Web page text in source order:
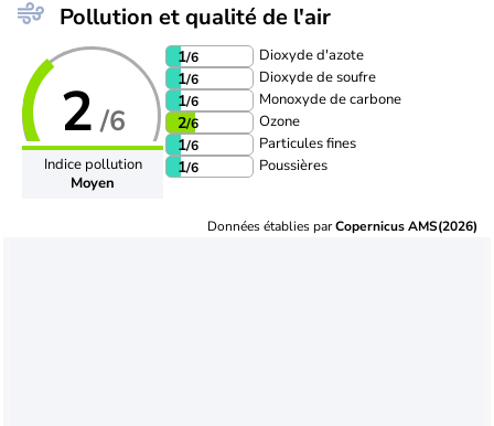
Pollution et qualité de l'air
2 /6
Indice pollution
Moyen
1/6 Dioxyde d'azote
1/6 Dioxyde de soufre
1/6 Monoxyde de carbone
2/6 Ozone
1/6 Particules fines
1/6 Poussières
Données établies parCopernicus AMS(2026)